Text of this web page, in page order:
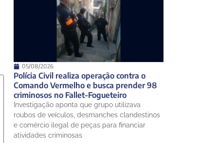
05/08/2026
Polícia Civil realiza operação contra o
Comando Vermelho e busca prender 98
criminosos no Fallet-Fogueteiro
Investigação aponta que grupo utilizava
roubos de veículos, desmanches clandestinos
e comércio ilegal de peças para financiar
atividades criminosas